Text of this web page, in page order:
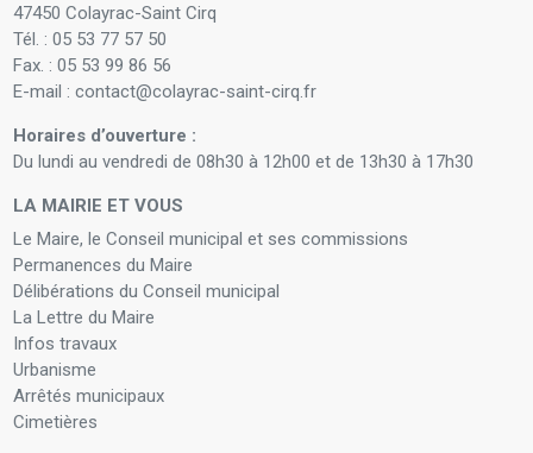
47450 Colayrac-Saint Cirq
Tél. : 05 53 77 57 50
Fax. : 05 53 99 86 56
E-mail : contact@colayrac-saint-cirq.fr
Horaires d’ouverture :
Du lundi au vendredi de 08h30 à 12h00 et de 13h30 à 17h30
LA MAIRIE ET VOUS
Le Maire, le Conseil municipal et ses commissions
Permanences du Maire
Délibérations du Conseil municipal
La Lettre du Maire
Infos travaux
Urbanisme
Arrêtés municipaux
Cimetières